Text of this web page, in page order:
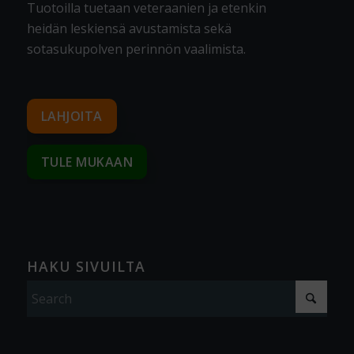
Tuotoilla tuetaan veteraanien ja etenkin
heidän leskiensä avustamista sekä
sotasukupolven perinnön vaalimista.
LAHJOITA
TULE MUKAAN
HAKU SIVUILTA